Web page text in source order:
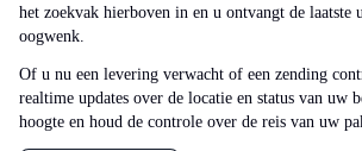
het zoekvak hierboven in en u ontvangt de laatste
oogwenk.
Of u nu een levering verwacht of een zending
realtime updates over de locatie en status van uw
hoogte en houd de controle over de reis van uw